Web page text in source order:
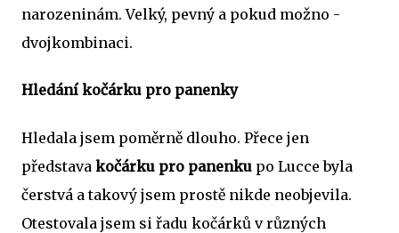
narozeninám. Velký, pevný a pokud možno -
dvojkombinaci.
Hledání kočárku pro panenky
Hledala jsem poměrně dlouho. Přece jen
představa kočárku pro panenku po Lucce byla
čerstvá a takový jsem prostě nikde neobjevila.
Otestovala jsem si řadu kočárků v různých